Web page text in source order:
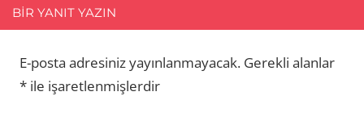
BIR YANIT YAZIN
E-posta adresiniz yayınlanmayacak. Gerekli alanlar
* ile işaretlenmişlerdir